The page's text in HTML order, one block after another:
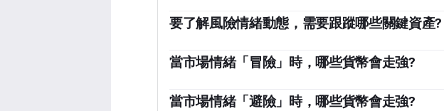
要了解風險情緒動態，需要跟蹤哪些關鍵資產?
它們受益於積極的增長前景。大宗商品出口大國的貨
搶眼，日元、瑞士法郎和美元等避險貨幣都受益。
當市場情緒「冒險」時，哪些貨幣會走強?
都傾向於在「風險偏好」的市場中上漲。這是因為這
當市場情緒「避險」時，哪些貨幣會走強?